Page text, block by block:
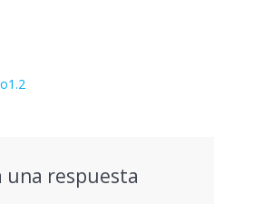
una respuesta